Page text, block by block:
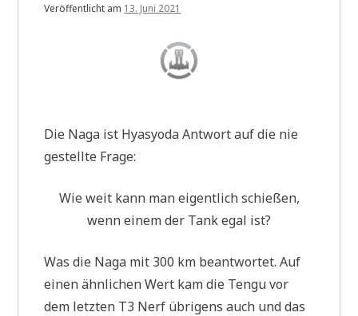
Veröffentlicht am 13. Juni 2021
Die Naga ist Hyasyoda Antwort auf die nie
gestellte Frage:
Wie weit kann man eigentlich schießen,
wenn einem der Tank egal ist?
Was die Naga mit 300 km beantwortet. Auf
einen ähnlichen Wert kam die Tengu vor
dem letzten T3 Nerf übrigens auch und das